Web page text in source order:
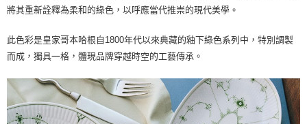
將其重新詮釋為柔和的綠色，以呼應當代推崇的現代美學。
此色彩是皇家哥本哈根自1800年代以來典藏的釉下綠色系列中，特別調製
而成，獨具一格，體現品牌穿越時空的工藝傳承。